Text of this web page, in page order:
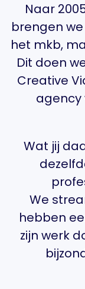
Naar
brengen
het mkb,
Dit doen
Creative
agency
Wat jij
We
hebben
zijn werk